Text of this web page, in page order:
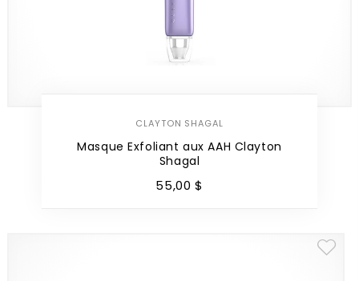
CLAYTON SHAGAL
Masque Exfoliant aux AAH Clayton
Shagal
55,00 $